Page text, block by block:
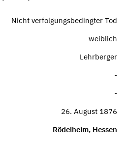
Nicht verfolgungsbedingter Tod
weiblich
Lehrberger
-
-
26. August 1876
Rödelheim, Hessen